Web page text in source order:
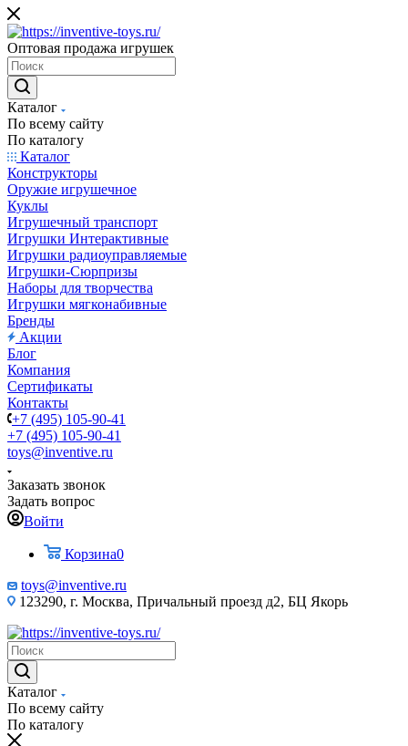
Оптовая продажа игрушек
Каталог
По всему сайту
По каталогу
Каталог
Конструкторы
Оружие игрушечное
Куклы
Игрушечный транспорт
Игрушки Интерактивные
Игрушки радиоуправляемые
Игрушки-Сюрпризы
Наборы для творчества
Игрушки мягконабивные
Бренды
Акции
Блог
Компания
Сертификаты
Контакты
+7 (495) 105-90-41
+7 (495) 105-90-41
toys@inventive.ru
Заказать звонок
Задать вопрос
Войти
Корзина0
toys@inventive.ru
123290, г. Москва, Причальный проезд д2, БЦ Якорь
Каталог
По всему сайту
По каталогу